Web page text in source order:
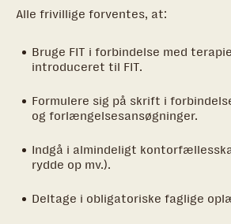
Alle frivillige forventes, at:
Bruge FIT i forbindelse med
introduceret til FIT.
Formulere sig på skrift i
og forlængelsesansøgninger.
Indgå i almindeligt
rydde op mv.).
Deltage i obligatoriske faglige